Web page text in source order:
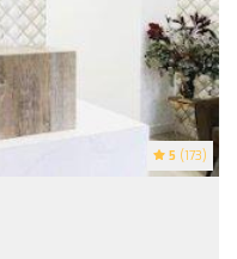
5 (173)